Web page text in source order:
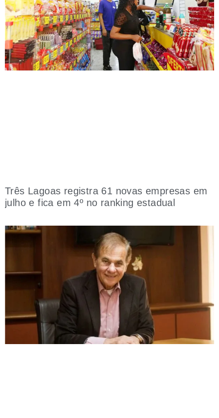
Três Lagoas registra 61 novas empresas em
julho e fica em 4º no ranking estadual